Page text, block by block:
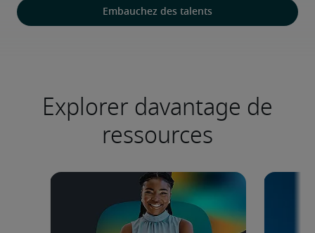
Embauchez des talents
Explorer davantage de
ressources